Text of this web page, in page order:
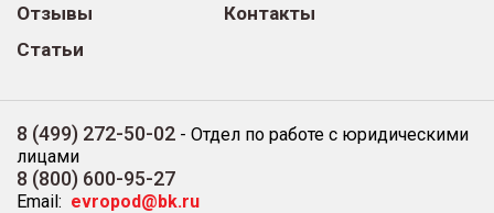
Отзывы
Статьи
Контакты
8 (499) 272-50-02 - Отдел по работе с юридическими
лицами
8 (800) 600-95-27
Email: evropod@bk.ru